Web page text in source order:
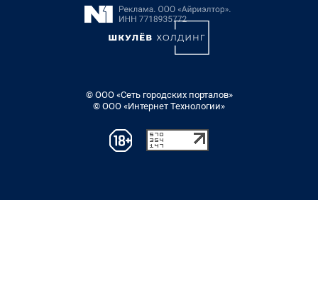
© ООО «Сеть городских порталов»
© ООО «Интернет Технологии»